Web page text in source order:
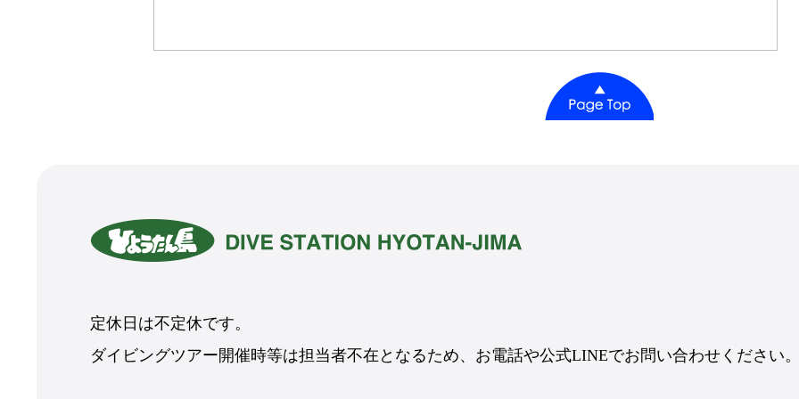
定休日は不定休です。
ダイビングツアー開催時等は担当者不在となるため、お電話や公式LINEでお問い合わせください